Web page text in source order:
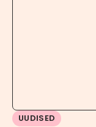
UUDISED